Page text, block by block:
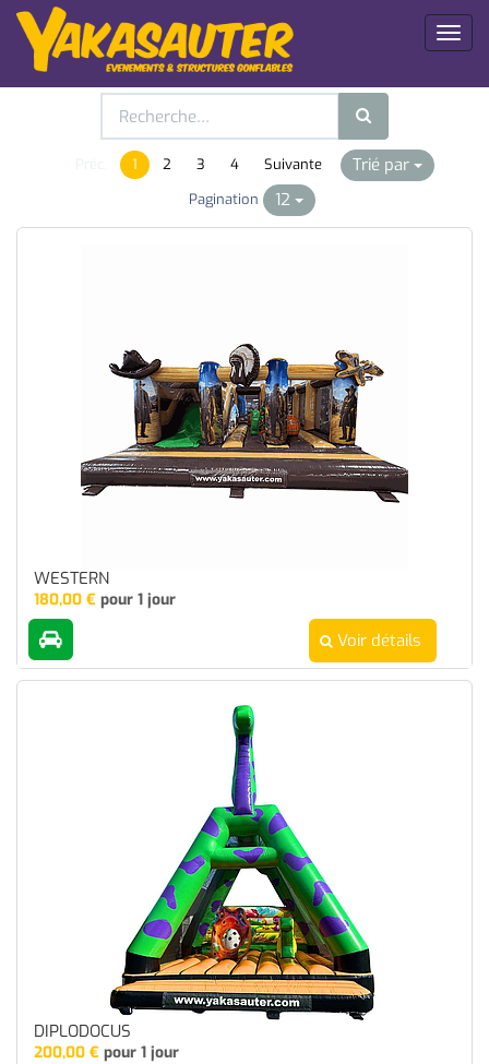
Toggle
1 2 3 4 Suivante Trié par
Pagination 12
WESTERN
180,00 € pour 1 jour
Voir détails
DIPLODOCUS
200,00 € pour 1 jour